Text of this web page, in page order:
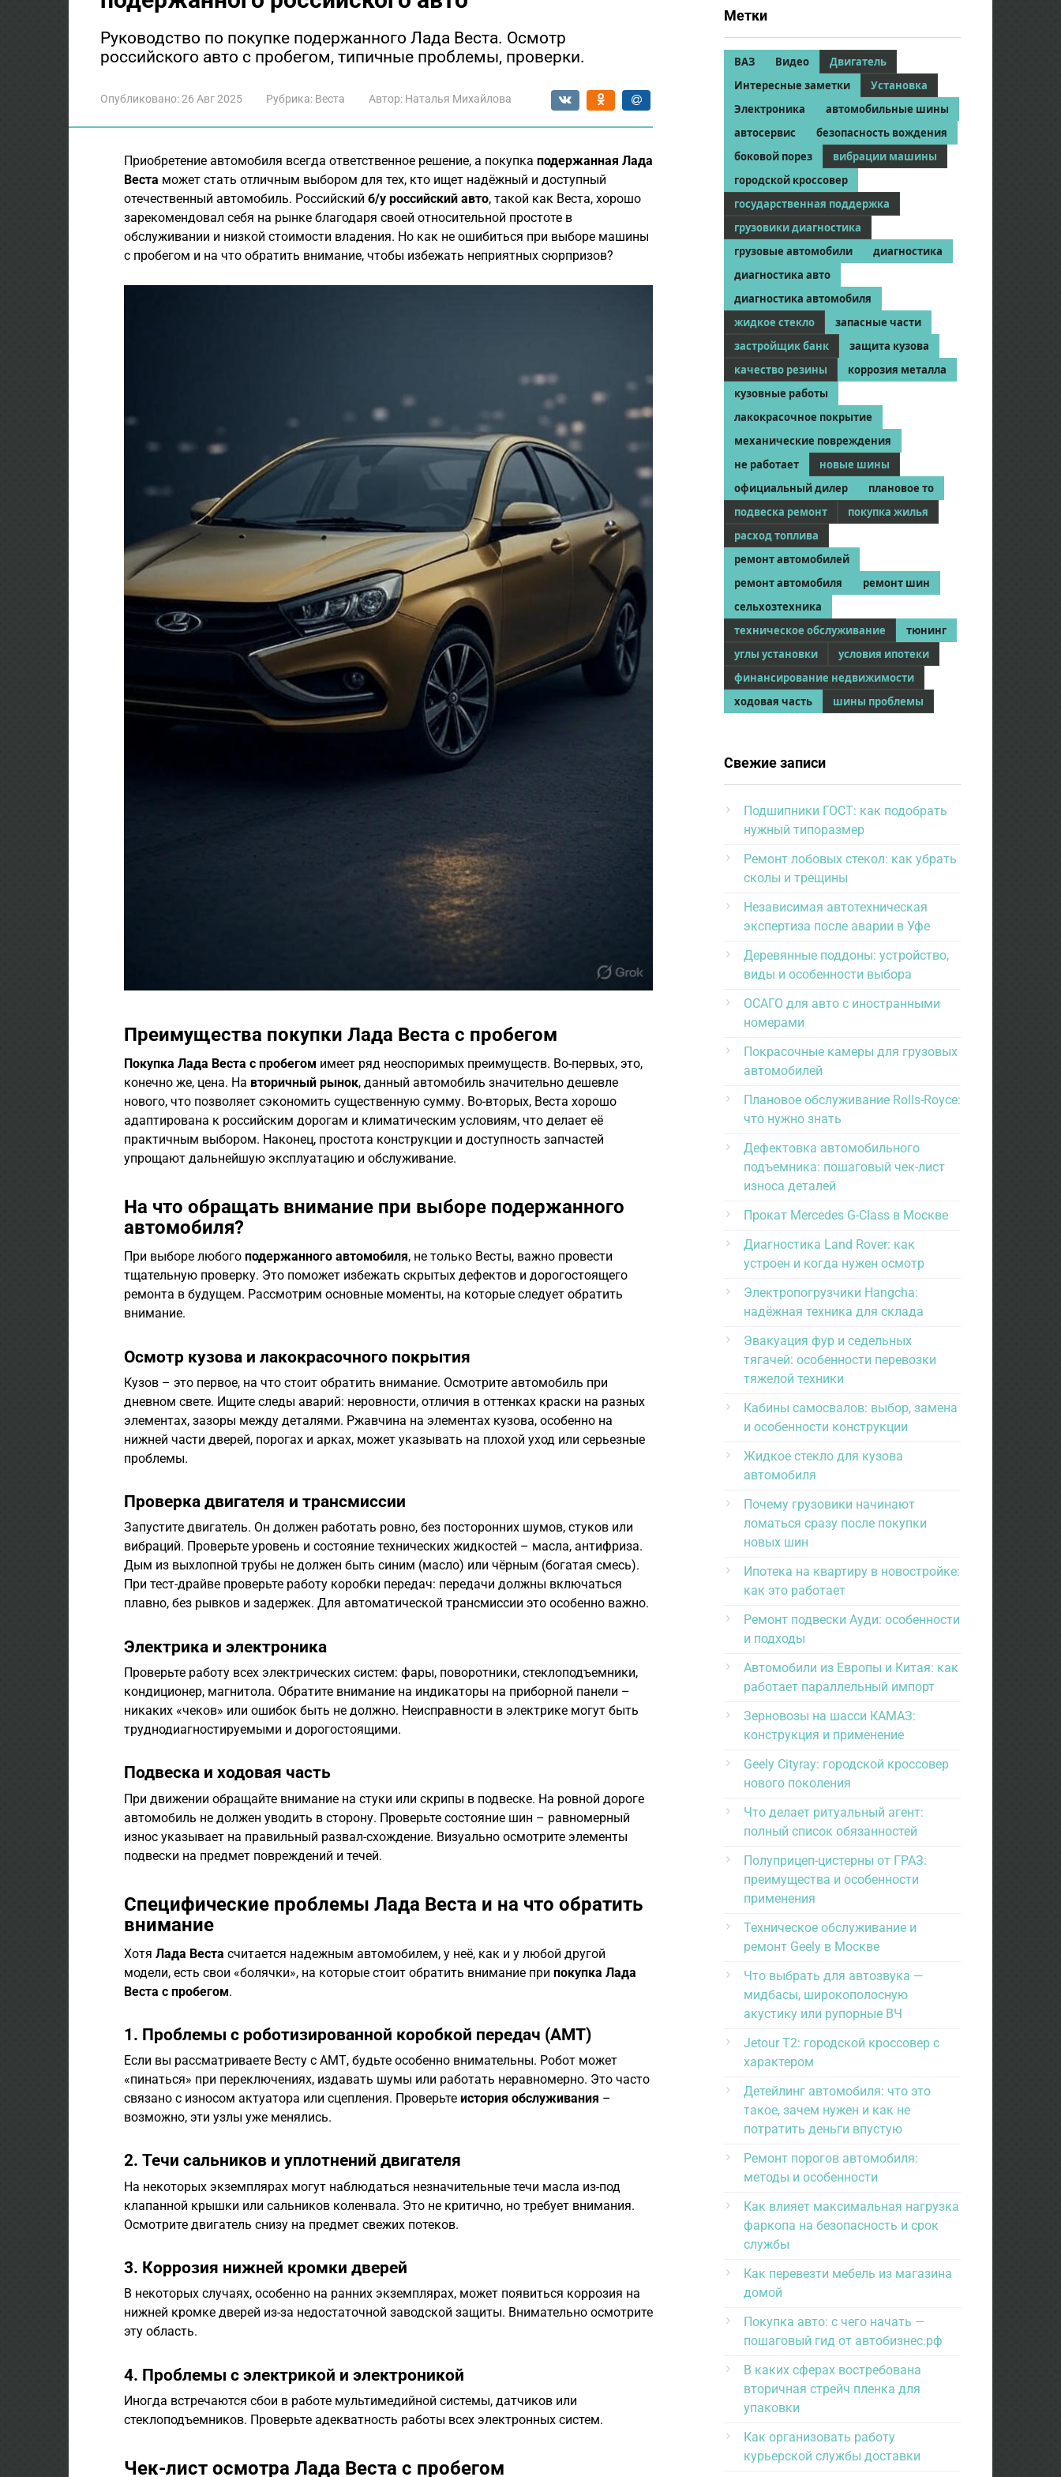
Руководство по покупке подержанного Лада Веста. Осмотр
российского авто с пробегом, типичные проблемы, проверки.
Опубликовано:26 Авг 2025 Рубрика: Веста Автор: Наталья Михайлова
Приобретение автомобиля всегда ответственное решение, а покупка подержанная Лада
Веста может стать отличным выбором для тех, кто ищет надёжный и доступный
отечественный автомобиль. Российский б/у российский авто, такой как Веста, хорошо
зарекомендовал себя на рынке благодаря своей относительной простоте в
обслуживании и низкой стоимости владения. Но как не ошибиться при выборе машины
с пробегом и на что обратить внимание, чтобы избежать неприятных сюрпризов?
Преимущества покупки Лада Веста с пробегом
Покупка Лада Веста с пробегом имеет ряд неоспоримых преимуществ. Во-первых, это,
конечно же, цена. На вторичный рынок, данный автомобиль значительно дешевле
нового, что позволяет сэкономить существенную сумму. Во-вторых, Веста хорошо
адаптирована к российским дорогам и климатическим условиям, что делает её
практичным выбором. Наконец, простота конструкции и доступность запчастей
упрощают дальнейшую эксплуатацию и обслуживание.
На что обращать внимание при выборе подержанного
автомобиля?
При выборе любого подержанного автомобиля, не только Весты, важно провести
тщательную проверку. Это поможет избежать скрытых дефектов и дорогостоящего
ремонта в будущем. Рассмотрим основные моменты, на которые следует обратить
внимание.
Осмотр кузова и лакокрасочного покрытия
Кузов – это первое, на что стоит обратить внимание. Осмотрите автомобиль при
дневном свете. Ищите следы аварий: неровности, отличия в оттенках краски на разных
элементах, зазоры между деталями. Ржавчина на элементах кузова, особенно на
нижней части дверей, порогах и арках, может указывать на плохой уход или серьезные
проблемы.
Проверка двигателя и трансмиссии
Запустите двигатель. Он должен работать ровно, без посторонних шумов, стуков или
вибраций. Проверьте уровень и состояние технических жидкостей – масла, антифриза.
Дым из выхлопной трубы не должен быть синим (масло) или чёрным (богатая смесь).
При тест-драйве проверьте работу коробки передач: передачи должны включаться
плавно, без рывков и задержек. Для автоматической трансмиссии это особенно важно.
Электрика и электроника
Проверьте работу всех электрических систем: фары, поворотники, стеклоподъемники,
кондиционер, магнитола. Обратите внимание на индикаторы на приборной панели –
никаких «чеков» или ошибок быть не должно. Неисправности в электрике могут быть
труднодиагностируемыми и дорогостоящими.
Подвеска и ходовая часть
При движении обращайте внимание на стуки или скрипы в подвеске. На ровной дороге
автомобиль не должен уводить в сторону. Проверьте состояние шин – равномерный
износ указывает на правильный развал-схождение. Визуально осмотрите элементы
подвески на предмет повреждений и течей.
Специфические проблемы Лада Веста и на что обратить
внимание
Хотя Лада Веста считается надежным автомобилем, у неё, как и у любой другой
модели, есть свои «болячки», на которые стоит обратить внимание при покупка Лада
Веста с пробегом.
1. Проблемы с роботизированной коробкой передач (АМТ)
Если вы рассматриваете Весту с АМТ, будьте особенно внимательны. Робот может
«пинаться» при переключениях, издавать шумы или работать неравномерно. Это часто
связано с износом актуатора или сцепления. Проверьте история обслуживания –
возможно, эти узлы уже менялись.
2. Течи сальников и уплотнений двигателя
На некоторых экземплярах могут наблюдаться незначительные течи масла из-под
клапанной крышки или сальников коленвала. Это не критично, но требует внимания.
Осмотрите двигатель снизу на предмет свежих потеков.
3. Коррозия нижней кромки дверей
В некоторых случаях, особенно на ранних экземплярах, может появиться коррозия на
нижней кромке дверей из-за недостаточной заводской защиты. Внимательно осмотрите
эту область.
4. Проблемы с электрикой и электроникой
Иногда встречаются сбои в работе мультимедийной системы, датчиков или
стеклоподъемников. Проверьте адекватность работы всех электронных систем.
Чек-лист осмотра Лада Веста с пробегом
Метки
ВАЗ Видео
Двигатель
Интересные заметки
Установка
Электроника
автомобильные шины
автосервис
безопасность вождения
боковой порез
вибрации машины
городской кроссовер
государственная поддержка
грузовики диагностика
грузовые автомобили
диагностика
диагностика авто
диагностика автомобиля
жидкое стекло
запасные части
застройщик банк
защита кузова
качество резины
коррозия металла
кузовные работы
лакокрасочное покрытие
механические повреждения
не работает
новые шины
официальный дилер
плановое то
подвеска ремонт
покупка жилья
расход топлива
ремонт автомобилей
ремонт автомобиля
ремонт шин
сельхозтехника
техническое обслуживание
тюнинг
углы установки
условия ипотеки
финансирование недвижимости
ходовая часть
шины проблемы
Свежие записи
Подшипники ГОСТ: как подобрать
нужный типоразмер
Ремонт лобовых стекол: как убрать
сколы и трещины
Независимая автотехническая
экспертиза после аварии в Уфе
Деревянные поддоны: устройство,
виды и особенности выбора
ОСАГО для авто с иностранными
номерами
Покрасочные камеры для грузовых
автомобилей
Плановое обслуживание Rolls-Royce:
что нужно знать
Дефектовка автомобильного
подъемника: пошаговый чек-лист
износа деталей
Прокат Mercedes G-Class в Москве
Диагностика Land Rover: как
устроен и когда нужен осмотр
Электропогрузчики Hangcha:
надёжная техника для склада
Эвакуация фур и седельных
тягачей: особенности перевозки
тяжелой техники
Кабины самосвалов: выбор, замена
и особенности конструкции
Жидкое стекло для кузова
автомобиля
Почему грузовики начинают
ломаться сразу после покупки
новых шин
Ипотека на квартиру в новостройке:
как это работает
Ремонт подвески Ауди: особенности
и подходы
Автомобили из Европы и Китая: как
работает параллельный импорт
Зерновозы на шасси КАМАЗ:
конструкция и применение
Geely Cityray: городской кроссовер
нового поколения
Что делает ритуальный агент:
полный список обязанностей
Полуприцеп-цистерны от ГРАЗ:
преимущества и особенности
применения
Техническое обслуживание и
ремонт Geely в Москве
Что выбрать для автозвука —
мидбасы, широкополосную
акустику или рупорные ВЧ
Jetour T2: городской кроссовер с
характером
Детейлинг автомобиля: что это
такое, зачем нужен и как не
потратить деньги впустую
Ремонт порогов автомобиля:
методы и особенности
Как влияет максимальная нагрузка
фаркопа на безопасность и срок
службы
Как перевезти мебель из магазина
домой
Покупка авто: с чего начать —
пошаговый гид от автобизнес.рф
В каких сферах востребована
вторичная стрейч пленка для
упаковки
Как организовать работу
курьерской службы доставки